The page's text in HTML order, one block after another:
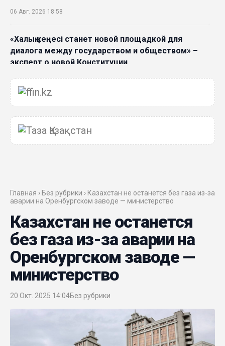
06 Авг. 2026 18:58
«Халық кеңесі станет новой площадкой для
диалога между государством и обществом» –
эксперт о новой Конституции
06 Авг. 2026 15:51
Главное значение новой Конституции –
приблизить государство к человеку –Жанара
Джигитекова
Курултай
05 Авг. 2026 12:27
Новая глава для Xiaomi EV: Xiaomi представила
техническую архитектуру Xiaomi Kunlun и серию
Xiaomi SkyNomad
В Луну врежется 12-метровый фрагмент ракеты
Falcon 9: ученые готовятся к наблюдениям
Главная › Без рубрики › Казахстан не останется без газа из-за
аварии на Оренбургском заводе — министерство
Казахстан не останется
без газа из-за аварии на
Оренбургском заводе —
министерство
20 Окт. 2025 14:04Без рубрики